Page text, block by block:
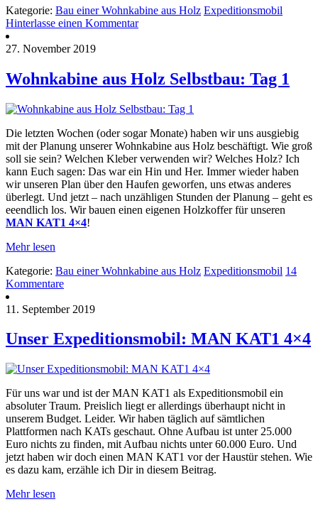
Kategorie: Bau einer Wohnkabine aus Holz Expeditionsmobil
Hinterlasse einen Kommentar
27. November 2019
Wohnkabine aus Holz Selbstbau: Tag 1
Die letzten Wochen (oder sogar Monate) haben wir uns ausgiebig
mit der Planung unserer Wohnkabine aus Holz beschäftigt. Wie groß
soll sie sein? Welchen Kleber verwenden wir? Welches Holz? Ich
kann Euch sagen: Das war ein Hin und Her. Immer wieder haben
wir unseren Plan über den Haufen geworfen, uns etwas anderes
überlegt. Und jetzt – nach unzähligen Stunden der Planung – geht es
eeendlich los. Wir bauen einen eigenen Holzkoffer für unseren
MAN KAT1 4×4!
Mehr lesen
Kategorie: Bau einer Wohnkabine aus Holz Expeditionsmobil 14
Kommentare
11. September 2019
Unser Expeditionsmobil: MAN KAT1 4×4
Für uns war und ist der MAN KAT1 als Expeditionsmobil ein
absoluter Traum. Preislich liegt er allerdings überhaupt nicht in
unserem Budget. Leider. Wir haben täglich auf sämtlichen
Plattformen nach KATs geschaut. Ohne Aufbau ist unter 25.000
Euro nichts zu finden, mit Aufbau nichts unter 60.000 Euro. Und
jetzt haben wir doch einen MAN KAT1 vor der Haustür stehen. Wie
es dazu kam, erzähle ich Dir in diesem Beitrag.
Mehr lesen